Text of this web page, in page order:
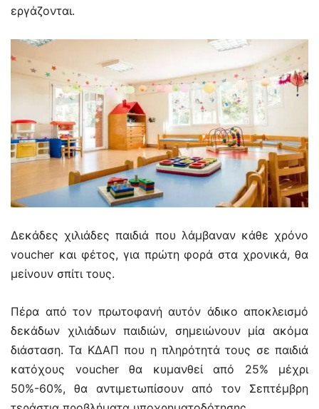
εργάζονται.
Δεκάδες χιλιάδες παιδιά που λάμβαναν κάθε χρόνο
voucher και φέτος, για πρώτη φορά στα χρονικά, θα
μείνουν σπίτι τους.
Πέρα από τον πρωτοφανή αυτόν άδικο αποκλεισμό
δεκάδων χιλιάδων παιδιών, σημειώνουν μία ακόμα
διάσταση. Τα ΚΔΑΠ που η πληρότητά τους σε παιδιά
κατόχους voucher θα κυμανθεί από 25% μέχρι
50%-60%, θα αντιμετωπίσουν από τον Σεπτέμβρη